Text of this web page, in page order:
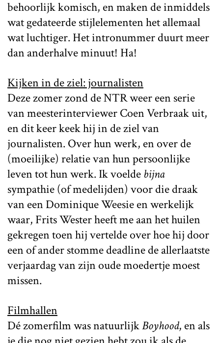
behoorlijk komisch, en maken de inmiddels
wat gedateerde stijlelementen het allemaal
wat luchtiger. Het intronummer duurt meer
dan anderhalve minuut! Ha!
Kijken in de ziel: journalisten
Deze zomer zond de NTR weer een serie
van meesterinterviewer Coen Verbraak uit,
en dit keer keek hij in de ziel van
journalisten. Over hun werk, en over de
(moeilijke) relatie van hun persoonlijke
leven tot hun werk. Ik voelde bijna
sympathie (of medelijden) voor die draak
van een Dominique Weesie en werkelijk
waar, Frits Wester heeft me aan het huilen
gekregen toen hij vertelde over hoe hij door
een of ander stomme deadline de allerlaatste
verjaardag van zijn oude moedertje moest
missen.
Filmhallen
Dé zomerfilm was natuurlijkBoyhood, en als